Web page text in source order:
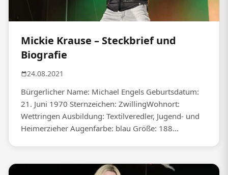
Mickie Krause – Steckbrief und
Biografie
24.08.2021
Bürgerlicher Name: Michael Engels Geburtsdatum:
21. Juni 1970 Sternzeichen: ZwillingWohnort:
Wettringen Ausbildung: Textilveredler, Jugend- und
Heimerzieher Augenfarbe: blau Größe: 188...